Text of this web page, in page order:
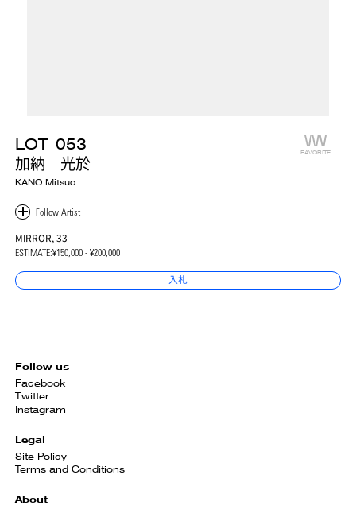
LOT 053
加納 光於
KANO Mitsuo
FAVORITE
MIRROR, 33
ESTIMATE:¥150,000 - ¥200,000
入札
Follow us
Facebook
Twitter
Instagram
Legal
Site Policy
Terms and Conditions
About